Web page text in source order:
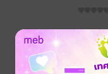
อยากได้ ซื้อเป็นของขวัญ